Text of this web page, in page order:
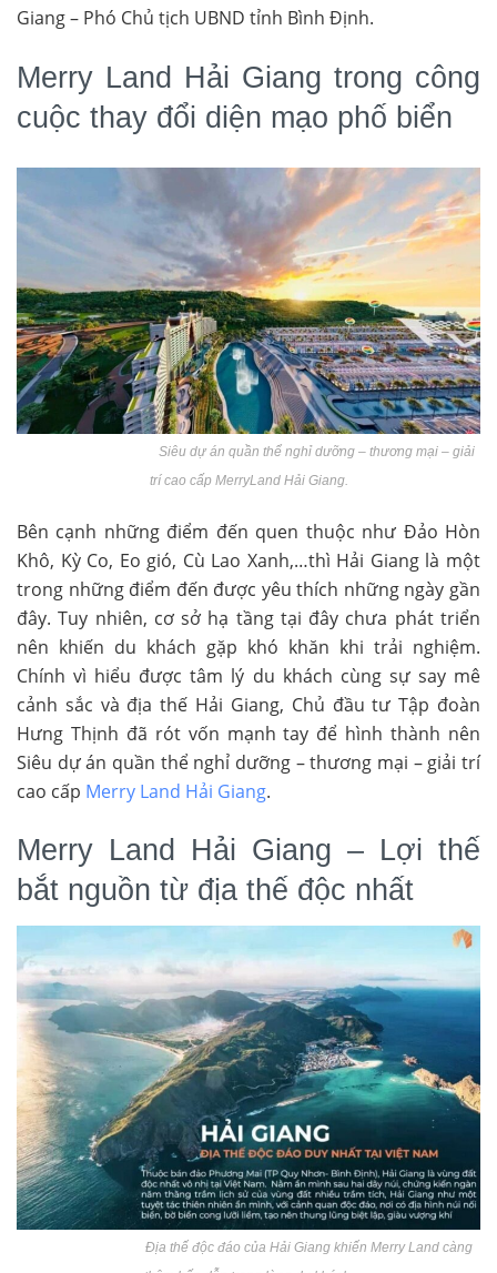
Giang – Phó Chủ tịch UBND tỉnh Bình Định.
Merry Land Hải Giang trong công
cuộc thay đổi diện mạo phố biển
Siêu dự án quần thể nghỉ dưỡng – thương mại – giải
trí cao cấp MerryLand Hải Giang.
Bên cạnh những điểm đến quen thuộc như Đảo Hòn
Khô, Kỳ Co, Eo gió, Cù Lao Xanh,…thì Hải Giang là một
trong những điểm đến được yêu thích những ngày gần
đây. Tuy nhiên, cơ sở hạ tầng tại đây chưa phát triển
nên khiến du khách gặp khó khăn khi trải nghiệm.
Chính vì hiểu được tâm lý du khách cùng sự say mê
cảnh sắc và địa thế Hải Giang, Chủ đầu tư Tập đoàn
Hưng Thịnh đã rót vốn mạnh tay để hình thành nên
Siêu dự án quần thể nghỉ dưỡng – thương mại – giải trí
cao cấp Merry Land Hải Giang.
Merry Land Hải Giang – Lợi thế
bắt nguồn từ địa thế độc nhất
Địa thế độc đáo của Hải Giang khiến Merry Land càng